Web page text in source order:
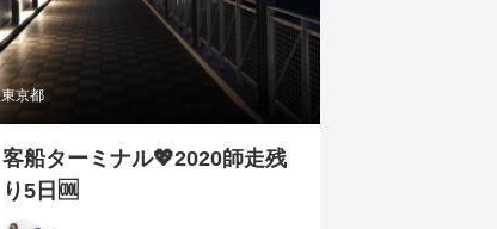
東京都
客船ターミナル💖2020師走残
り5日🆒